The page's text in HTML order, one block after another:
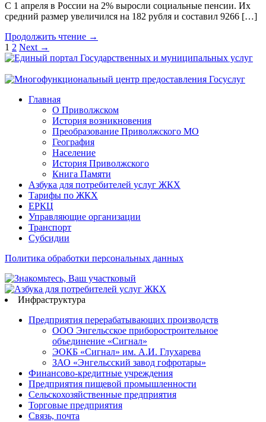
С 1 апреля в России на 2% выросли социальные пенсии. Их
средний размер увеличился на 182 рубля и составил 9266 […]
Продолжить чтение →
1 2 Next →
Главная
О Приволжском
История возникновения
Преобразование Приволжского МО
География
Население
История Приволжского
Книга Памяти
Азбука для потребителей услуг ЖКХ
Тарифы по ЖКХ
ЕРКЦ
Управляющие организации
Транспорт
Субсидии
Политика обработки персональных данных
Инфраструктура
Предприятия перерабатывающих производств
ООО Энгельсское приборостроительное
объединение «Сигнал»
ЭОКБ «Сигнал» им. А.И. Глухарева
ЗАО «Энгельсский завод гофротары»
Финансово-кредитные учреждения
Предприятия пищевой промышленности
Сельскохозяйственные предприятия
Торговые предприятия
Связь, почта